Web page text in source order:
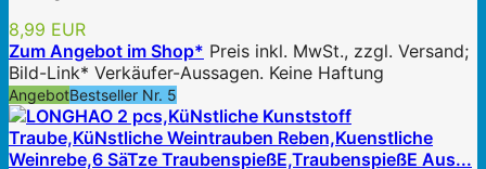
8,99 EUR
Zum Angebot im Shop* Preis inkl. MwSt., zzgl. Versand;
Bild-Link* Verkäufer-Aussagen. Keine Haftung
AngebotBestseller Nr. 5